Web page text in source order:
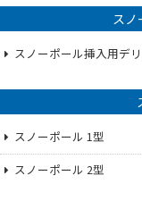
スノ
スノーポール挿入用デリ
スノーポール 1型
スノーポール 2型